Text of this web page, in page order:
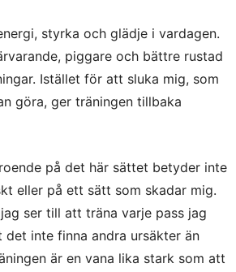
styrka och glädje i vardagen.
piggare och bättre rustad
Istället för att sluka mig, som
göra, ger träningen tillbaka
på det här sättet betyder inte
eller på ett sätt som skadar mig.
ser till att träna varje pass jag
det inte finna andra ursäkter än
är en vana lika stark som att